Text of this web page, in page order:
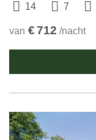
14 7
van €712 /nacht